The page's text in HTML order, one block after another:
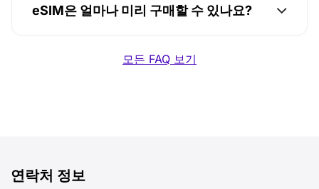
eSIM은 얼마나 미리 구매할 수 있나요?
모든 FAQ 보기
연락처 정보